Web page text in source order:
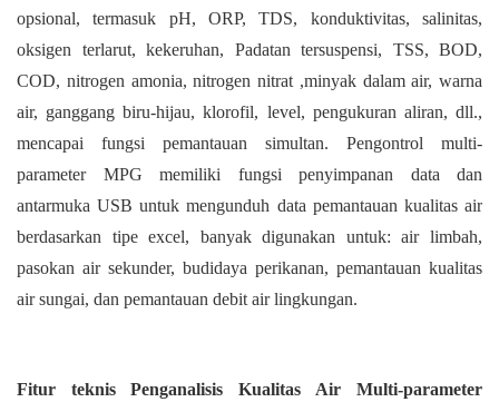
opsional, termasuk pH, ORP, TDS, konduktivitas, salinitas,
oksigen terlarut, kekeruhan, Padatan tersuspensi, TSS, BOD,
COD, nitrogen amonia, nitrogen nitrat ,minyak dalam air, warna
air, ganggang biru-hijau, klorofil, level, pengukuran aliran, dll.,
mencapai fungsi pemantauan simultan. Pengontrol multi-
parameter MPG memiliki fungsi penyimpanan data dan
antarmuka USB untuk mengunduh data pemantauan kualitas air
berdasarkan tipe excel, banyak digunakan untuk: air limbah,
pasokan air sekunder, budidaya perikanan, pemantauan kualitas
air sungai, dan pemantauan debit air lingkungan.
Fitur teknis Penganalisis Kualitas Air Multi-parameter